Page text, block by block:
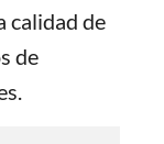
calidad de
de